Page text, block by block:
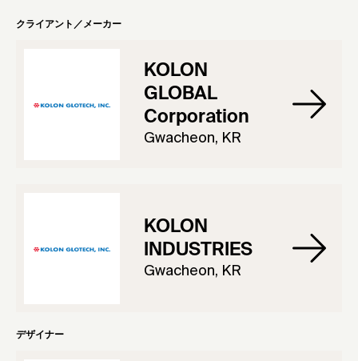
クライアント／メーカー
KOLON
GLOBAL
Corporation
Gwacheon, KR
KOLON
INDUSTRIES
Gwacheon, KR
デザイナー